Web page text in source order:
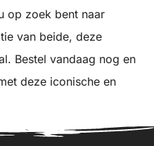
op zoek bent naar
van beide, deze
Bestel vandaag nog en
deze iconische en